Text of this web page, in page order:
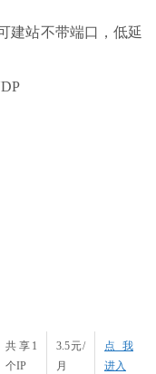
建站不带端口，低延
共享1
个IP
3.5元/
月
点我
进入